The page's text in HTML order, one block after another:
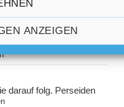
ANZEIGEN
Vorteile, wenn
darauf folg. Perseiden